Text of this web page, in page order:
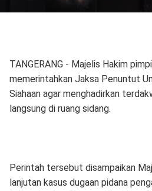
TANGERANG - Majelis Hakim
memerintahkan Jaksa Penuntut
Siahaan agar menghadirkan
langsung di ruang sidang.
Perintah tersebut disampaikan
lanjutan kasus dugaan pidana